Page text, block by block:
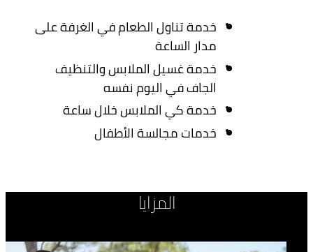
خدمة تناول الطعام في الغرفة على
مدار الساعة
خدمة غسيل الملابس والتنظيف
الجاف في اليوم نفسه
خدمة كي الملابس خلال ساعة
خدمات مجالسة الأطفال
المزايا